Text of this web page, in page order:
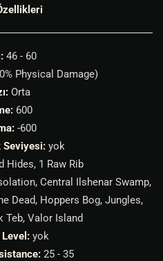
46 - 60
Physical Damage)
Orta
600
-600
Seviyesi:yok
Hides, 1 Raw Rib
Central Ilshenar Swamp,
Dead, Hoppers Bog, Jungles,
Teb, Valor Island
yok
25 - 35